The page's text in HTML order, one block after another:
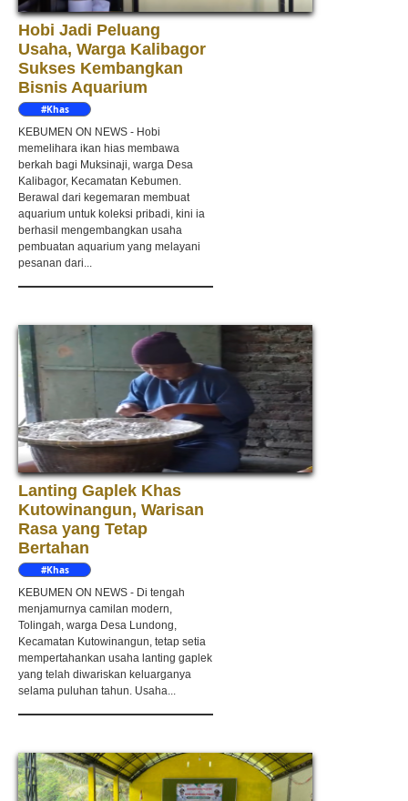
Hobi Jadi Peluang
Usaha, Warga Kalibagor
Sukses Kembangkan
Bisnis Aquarium
#Khas
KEBUMEN ON NEWS - Hobi
memelihara ikan hias membawa
berkah bagi Muksinaji, warga Desa
Kalibagor, Kecamatan Kebumen.
Berawal dari kegemaran membuat
aquarium untuk koleksi pribadi, kini ia
berhasil mengembangkan usaha
pembuatan aquarium yang melayani
pesanan dari...
Lanting Gaplek Khas
Kutowinangun, Warisan
Rasa yang Tetap
Bertahan
#Khas
KEBUMEN ON NEWS - Di tengah
menjamurnya camilan modern,
Tolingah, warga Desa Lundong,
Kecamatan Kutowinangun, tetap setia
mempertahankan usaha lanting gaplek
yang telah diwariskan keluarganya
selama puluhan tahun. Usaha...